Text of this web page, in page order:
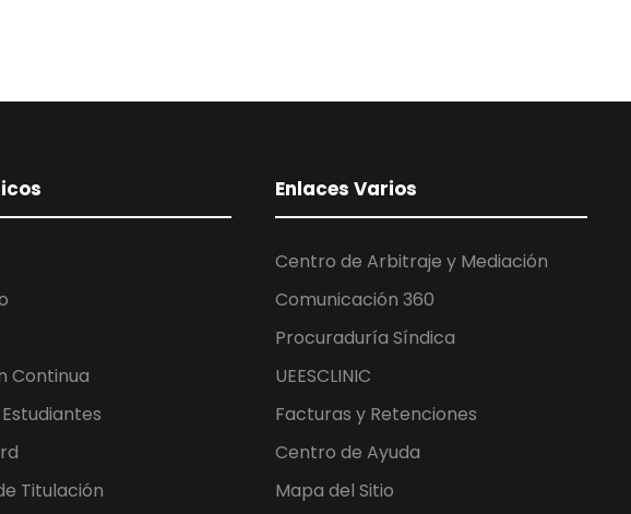
Continua
Titulación
Enlaces Varios
Centro de Arbitraje y Mediación
Comunicación 360
Procuraduría Síndica
UEESCLINIC
Facturas y Retenciones
Centro de Ayuda
Mapa del Sitio